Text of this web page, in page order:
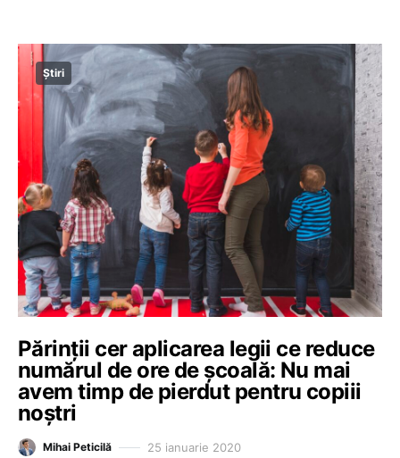
Știri
Părinții cer aplicarea legii ce reduce
numărul de ore de școală: Nu mai
avem timp de pierdut pentru copiii
noștri
Mihai Peticilă 25 ianuarie 2020